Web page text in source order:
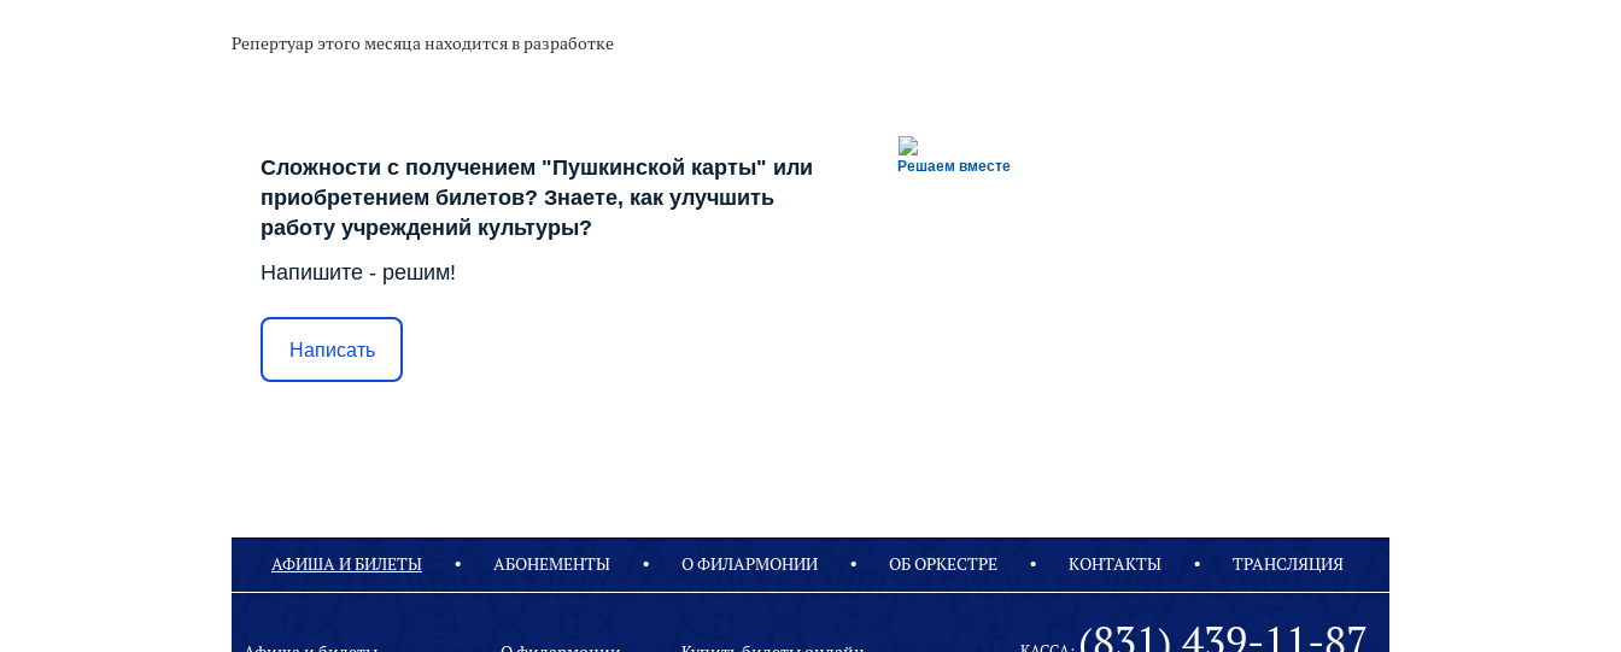
Репертуар этого месяца находится в разработке
Решаем вместе
Сложности с получением "Пушкинской карты" или
приобретением билетов? Знаете, как улучшить
работу учреждений культуры?
Напишите - решим!
Написать
АФИША И БИЛЕТЫ АБОНЕМЕНТЫ О ФИЛАРМОНИИ OБ ОРКЕСТРЕ КОНТАКТЫ ТРАНСЛЯЦИЯ